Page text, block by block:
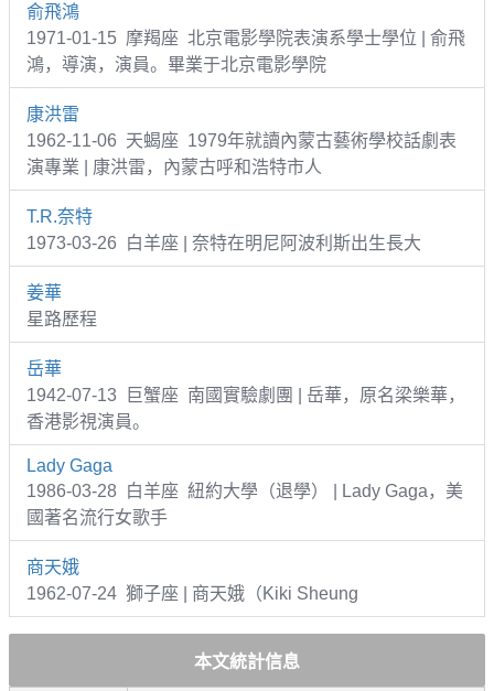
俞飛鴻
1971-01-15 摩羯座 北京電影學院表演系學士學位 | 俞飛
鴻，導演，演員。畢業于北京電影學院
康洪雷
1962-11-06 天蝎座 1979年就讀內蒙古藝術學校話劇表
演專業 | 康洪雷，內蒙古呼和浩特市人
T.R.奈特
1973-03-26 白羊座 | 奈特在明尼阿波利斯出生長大
姜華
星路歷程
岳華
1942-07-13 巨蟹座 南國實驗劇團 | 岳華，原名梁樂華，
香港影視演員。
Lady Gaga
1986-03-28 白羊座 紐約大學（退學） | Lady Gaga，美
國著名流行女歌手
商天娥
1962-07-24 獅子座 | 商天娥（Kiki Sheung
本文統計信息